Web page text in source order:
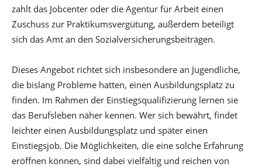
zahlt das Jobcenter oder die Agentur für Arbeit einen
Zuschuss zur Praktikumsvergütung, außerdem beteiligt
sich das Amt an den Sozialversicherungsbeiträgen.
Dieses Angebot richtet sich insbesondere an Jugendliche,
die bislang Probleme hatten, einen Ausbildungsplatz zu
finden. Im Rahmen der Einstiegsqualifizierung lernen sie
das Berufsleben näher kennen. Wer sich bewährt, findet
leichter einen Ausbildungsplatz und später einen
Einstiegsjob. Die Möglichkeiten, die eine solche Erfahrung
eröffnen können, sind dabei vielfältig und reichen von